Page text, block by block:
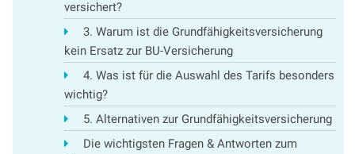
versichert?
3. Warum ist die Grundfähigkeitsversicherung
kein Ersatz zur BU-Versicherung
4. Was ist für die Auswahl des Tarifs besonders
wichtig?
5. Alternativen zur Grundfähigkeitsversicherung
Die wichtigsten Fragen & Antworten zum